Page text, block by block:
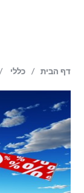
דף הבית / כללי /